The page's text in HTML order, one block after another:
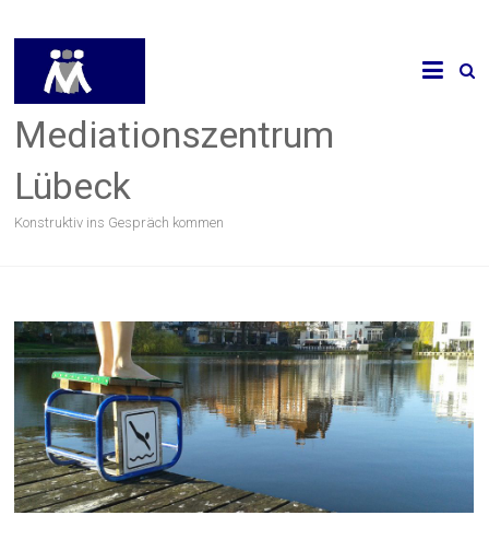
Mediationszentrum
Lübeck
Konstruktiv ins Gespräch kommen